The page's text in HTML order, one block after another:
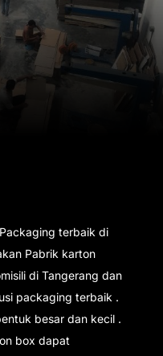
terbaik di
Pabrik karton
di Tangerang dan
packaging terbaik .
besar dan kecil .
box dapat